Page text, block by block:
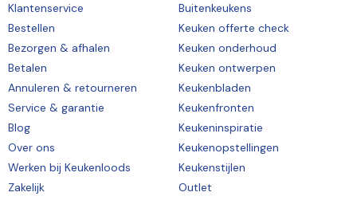
Klantenservice
Bestellen
Bezorgen & afhalen
Betalen
Annuleren & retourneren
Service & garantie
Blog
Over ons
Werken bij Keukenloods
Zakelijk
Buitenkeukens
Keuken offerte check
Keuken onderhoud
Keuken ontwerpen
Keukenbladen
Keukenfronten
Keukeninspiratie
Keukenopstellingen
Keukenstijlen
Outlet